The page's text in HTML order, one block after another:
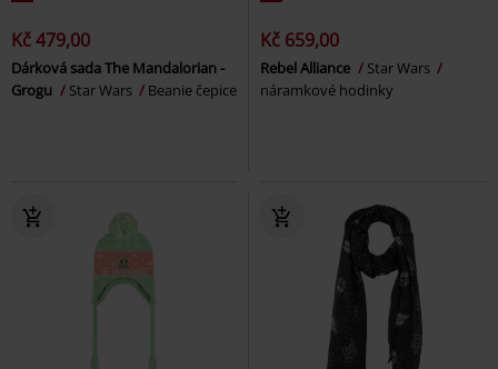
Kč 479,00
Dárková sada The Mandalorian -
Grogu
Star Wars Beanie čepice
Kč 659,00
Rebel Alliance
Star Wars
náramkové hodinky